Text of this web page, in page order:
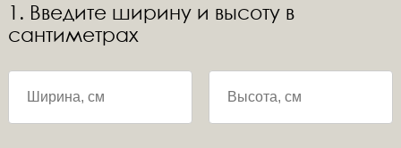
1. Введите ширину и высоту в
сантиметрах